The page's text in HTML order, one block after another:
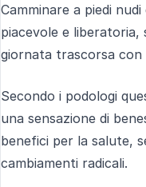
Camminare a piedi
piacevole e liberatoria,
giornata trascorsa con
Secondo i podologi
una sensazione di
benefici per la salute,
cambiamenti radicali.